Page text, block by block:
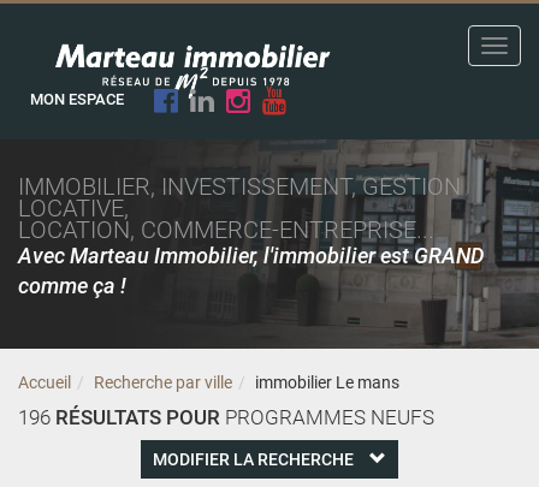
MON ESPACE
IMMOBILIER, INVESTISSEMENT, GESTION
LOCATIVE,
LOCATION, COMMERCE-ENTREPRISE...
Avec Marteau Immobilier, l'immobilier est GRAND
comme ça !
Accueil Recherche par ville immobilier Le mans
196 RÉSULTATS POUR PROGRAMMES NEUFS
MODIFIER LA RECHERCHE